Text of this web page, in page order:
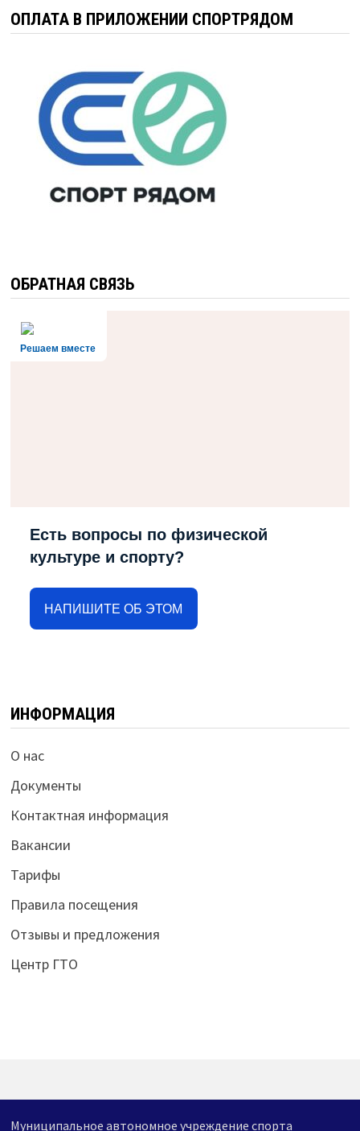
ОПЛАТА В ПРИЛОЖЕНИИ СПОРТРЯДОМ
ОБРАТНАЯ СВЯЗЬ
Решаем вместе
Есть вопросы по физической
культуре и спорту?
НАПИШИТЕ ОБ ЭТОМ
ИНФОРМАЦИЯ
О нас
Документы
Контактная информация
Вакансии
Тарифы
Правила посещения
Отзывы и предложения
Центр ГТО
Муниципальное автономное учреждение спорта